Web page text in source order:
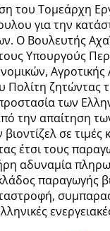
του Τομεάρχη
για την
Ο Βουλευτής
Υπουργούς
Πολίτη ζητώντας
των
την απαίτηση
σε τιμές
έτσι τους
αδυναμία
παραγωγής